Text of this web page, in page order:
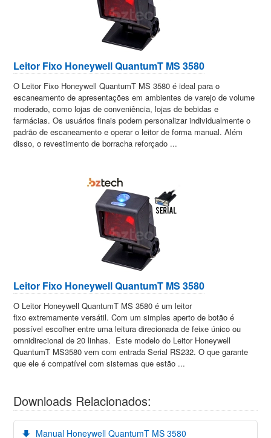
Leitor Fixo Honeywell QuantumT MS 3580
O Leitor Fixo Honeywell QuantumT MS 3580 é ideal para o
escaneamento de apresentações em ambientes de varejo de volume
moderado, como lojas de conveniência, lojas de bebidas e
farmácias. Os usuários finais podem personalizar individualmente o
padrão de escaneamento e operar o leitor de forma manual. Além
disso, o revestimento de borracha reforçado ...
Leitor Fixo Honeywell QuantumT MS 3580
O Leitor Honeywell QuantumT MS 3580 é um leitor
fixo extremamente versátil. Com um simples aperto de botão é
possível escolher entre uma leitura direcionada de feixe único ou
omnidirecional de 20 linhas. Este modelo do Leitor Honeywell
QuantumT MS3580 vem com entrada Serial RS232. O que garante
que ele é compatível com sistemas que estão ...
Downloads Relacionados:
Manual Honeywell QuantumT MS 3580